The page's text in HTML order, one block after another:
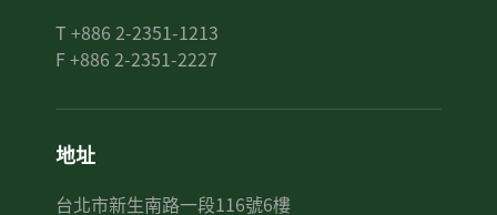
T +886 2-2351-1213
F +886 2-2351-2227
地址
台北市新生南路一段116號6樓